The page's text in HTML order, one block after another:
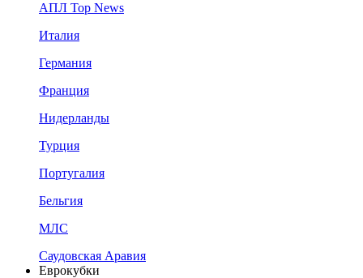
АПЛ Top News
Италия
Германия
Франция
Нидерланды
Турция
Португалия
Бельгия
МЛС
Саудовская Аравия
Еврокубки